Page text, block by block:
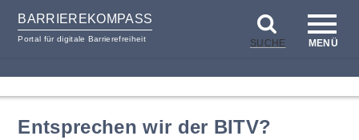
BARRIEREKOMPASS
Portal für digitale Barrierefreiheit SUCHE MENÜ
Entsprechen wir der BITV?